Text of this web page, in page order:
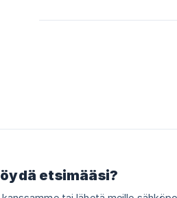
etsimääsi?